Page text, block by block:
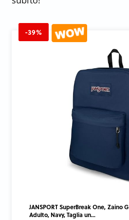
-39%
JANSPORT SuperBreak One, Zaino
Adulto, Navy, Taglia un...